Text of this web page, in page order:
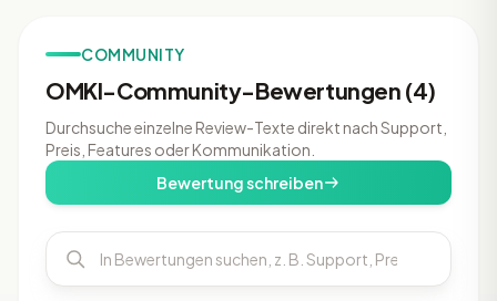
COMMUNITY
OMKI-Community-Bewertungen (4)
Durchsuche einzelne Review-Texte direkt nach Support,
Preis, Features oder Kommunikation.
Bewertung schreiben